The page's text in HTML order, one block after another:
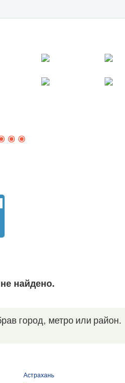
найдено.
город, метро или район.
Астрахань